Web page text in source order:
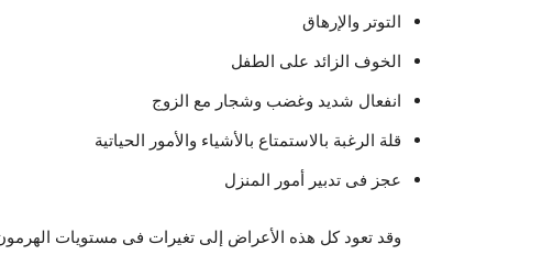
التوتر والإرهاق
الخوف الزائد على الطفل
انفعال شديد وغضب وشجار مع الزوج
قلة الرغبة بالاستمتاع بالأشياء والأمور الحياتية
عجز فى تدبير أمور المنزل
وقد تعود كل هذه الأعراض إلى تغيرات فى مستويات